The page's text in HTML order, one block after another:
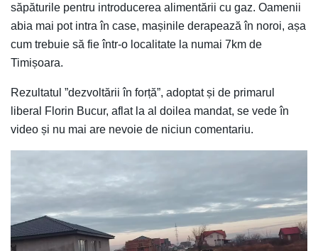
săpăturile pentru introducerea alimentării cu gaz. Oamenii
abia mai pot intra în case, mașinile derapează în noroi, așa
cum trebuie să fie într-o localitate la numai 7km de
Timișoara.
Rezultatul ”dezvoltării în forță”, adoptat și de primarul
liberal Florin Bucur, aflat la al doilea mandat, se vede în
video și nu mai are nevoie de niciun comentariu.